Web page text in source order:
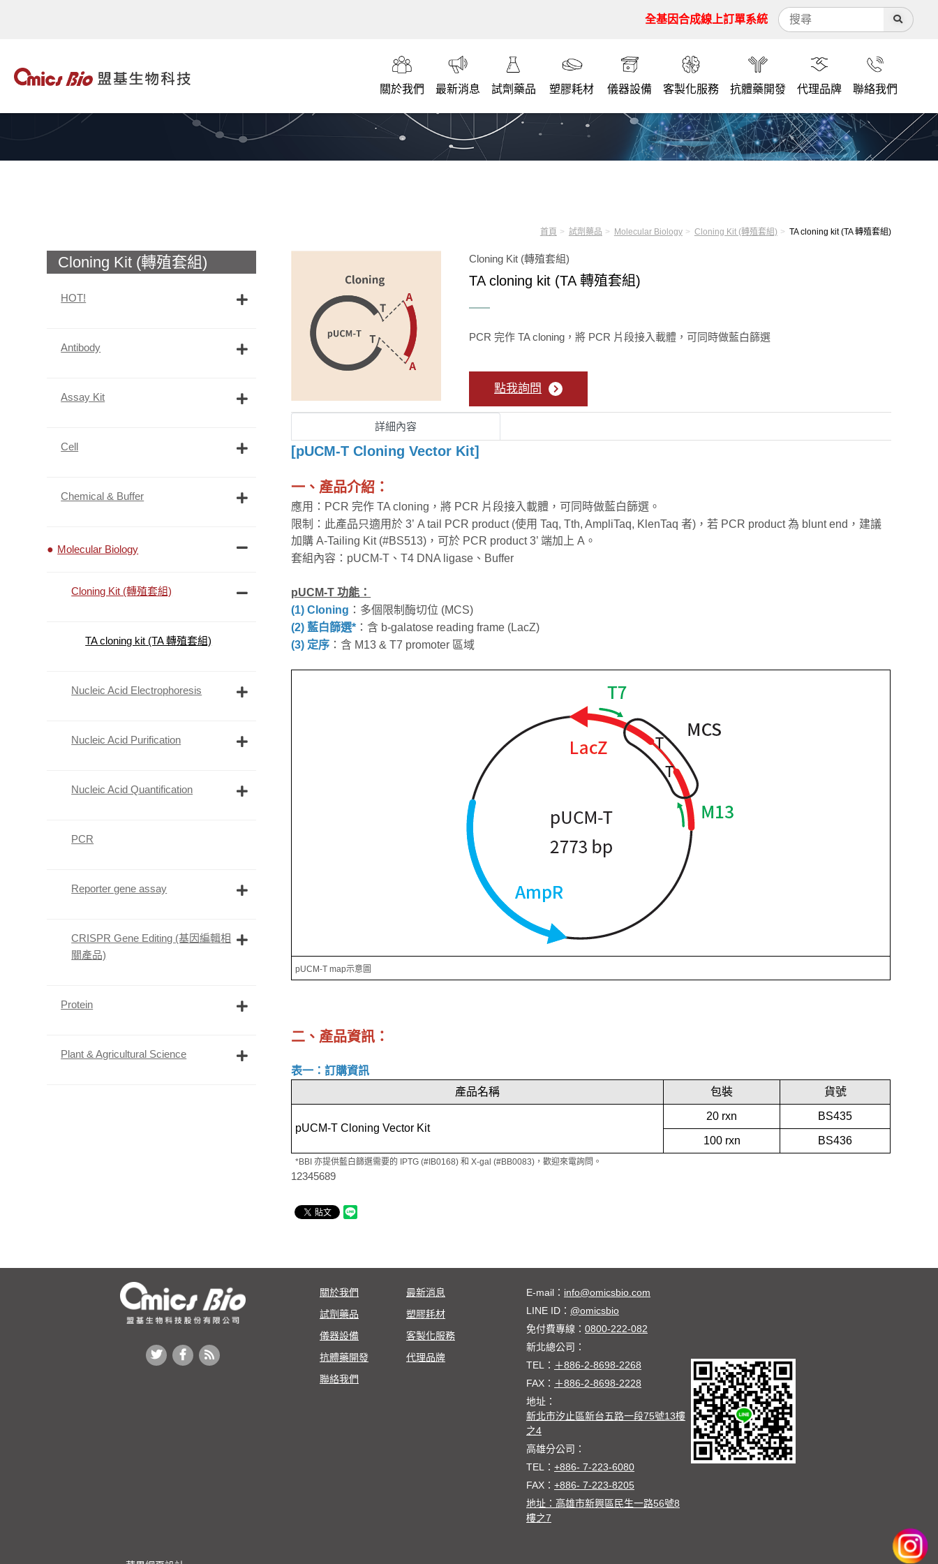
全基因合成線上訂單系統
關於我們 最新消息 試劑藥品 塑膠耗材 儀器設備 客製化服務 抗體藥開發 代理品牌 聯絡我們
首頁 試劑藥品 Molecular Biology Cloning Kit (轉殖套組) TA cloning kit (TA 轉殖套組)
Cloning Kit (轉殖套組)
HOT!
Antibody
Assay Kit
Cell
Chemical & Buffer
Molecular Biology
Cloning Kit (轉殖套組)
TA cloning kit (TA 轉殖套組)
Nucleic Acid Electrophoresis
Nucleic Acid Purification
Nucleic Acid Quantification
PCR
Reporter gene assay
CRISPR Gene Editing (基因編輯相
關產品)
Protein
Plant & Agricultural Science
Cloning Kit (轉殖套組)
TA cloning kit (TA 轉殖套組)
PCR 完作 TA cloning，將 PCR 片段接入載體，可同時做藍白篩選
點我詢問
詳細內容
[pUCM-T Cloning Vector Kit]
一、產品介紹：
應用：PCR 完作 TA cloning，將 PCR 片段接入載體，可同時做藍白篩選。
限制：此產品只適用於 3’ A tail PCR product (使用 Taq, Tth, AmpliTaq, KlenTaq 者)，若 PCR product 為 blunt end，建議
加購 A-Tailing Kit (#BS513)，可於 PCR product 3’ 端加上 A。
套組內容：pUCM-T、T4 DNA ligase、Buffer
pUCM-T 功能：
(1) Cloning ：多個限制酶切位 (MCS)
(2) 藍白篩選* ：含 b-galatose reading frame (LacZ)
(3) 定序 ：含 M13 & T7 promoter 區域
pUCM-T map示意圖
二、產品資訊：
表一：訂購資訊
產品名稱
包裝 貨號
pUCM-T Cloning Vector Kit
20 rxn BS435
100 rxn BS436
*BBI 亦提供藍白篩選需要的 IPTG (#IB0168) 和 X-gal (#BB0083)，歡迎來電詢問。
12345689
關於我們
最新消息
試劑藥品
塑膠耗材
儀器設備
客製化服務
抗體藥開發
代理品牌
聯絡我們
E-mail： info@omicsbio.com
LINE ID： @omicsbio
免付費專線： 0800-222-082
新北總公司：
TEL： ＋886-2-8698-2268
FAX： ＋886-2-8698-2228
地址：
新北市汐止區新台五路一段75號13樓
之4
高雄分公司：
TEL： +886- 7-223-6080
FAX： +886- 7-223-8205
地址：高雄市新興區民生一路56號8
樓之7